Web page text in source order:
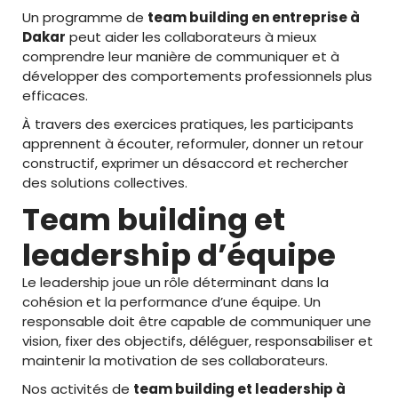
Un programme de team building en entreprise à
Dakar peut aider les collaborateurs à mieux
comprendre leur manière de communiquer et à
développer des comportements professionnels plus
efficaces.
À travers des exercices pratiques, les participants
apprennent à écouter, reformuler, donner un retour
constructif, exprimer un désaccord et rechercher
des solutions collectives.
Team building et
leadership d’équipe
Le leadership joue un rôle déterminant dans la
cohésion et la performance d’une équipe. Un
responsable doit être capable de communiquer une
vision, fixer des objectifs, déléguer, responsabiliser et
maintenir la motivation de ses collaborateurs.
Nos activités de team building et leadership à